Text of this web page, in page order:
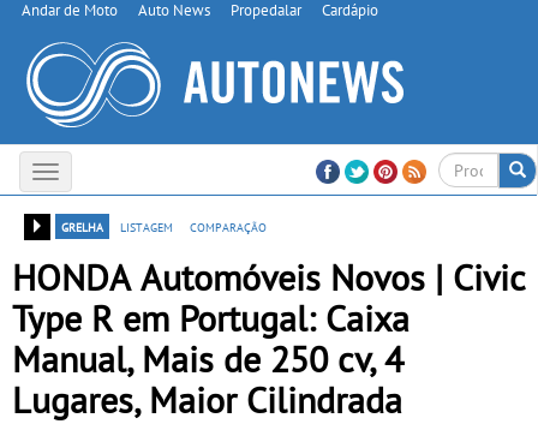
Andar de Moto Auto News Propedalar Cardápio
Toggle
navigation
grelha
listagem comparação
HONDA Automóveis Novos | Civic
Type R em Portugal: Caixa
Manual, Mais de 250 cv, 4
Lugares, Maior Cilindrada